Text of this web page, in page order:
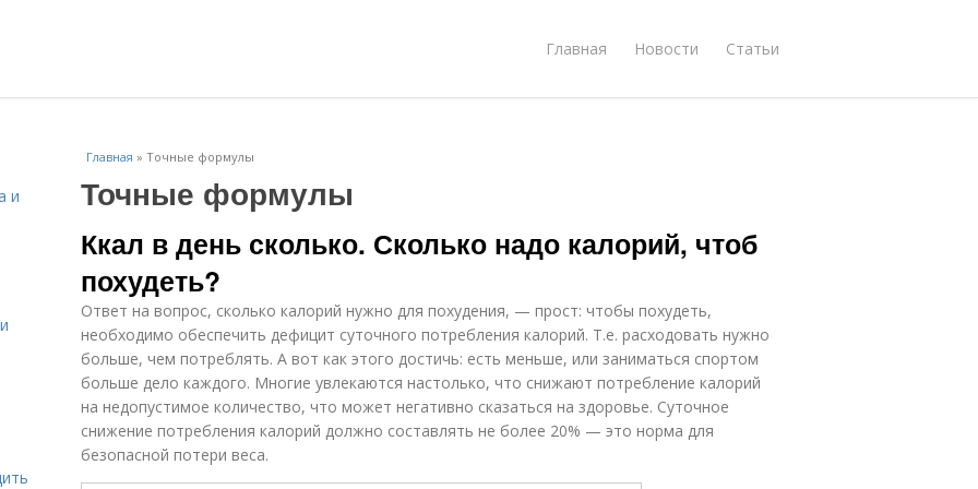
Главная Новости Статьи
Главная » Точные формулы
Точные формулы
Ккал в день сколько. Сколько надо калорий, чтоб
похудеть?
Ответ на вопрос, сколько калорий нужно для похудения, — прост: чтобы похудеть,
необходимо обеспечить дефицит суточного потребления калорий. Т.е. расходовать нужно
больше, чем потреблять. А вот как этого достичь: есть меньше, или заниматься спортом
больше дело каждого. Многие увлекаются настолько, что снижают потребление калорий
на недопустимое количество, что может негативно сказаться на здоровье. Суточное
снижение потребления калорий должно составлять не более 20% — это норма для
безопасной потери веса.
и